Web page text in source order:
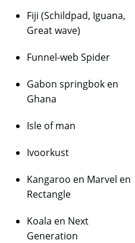
Fiji (Schildpad, Iguana,
Great wave)
Funnel-web Spider
Gabon springbok en
Ghana
Isle of man
Ivoorkust
Kangaroo en Marvel en
Rectangle
Koala en Next
Generation